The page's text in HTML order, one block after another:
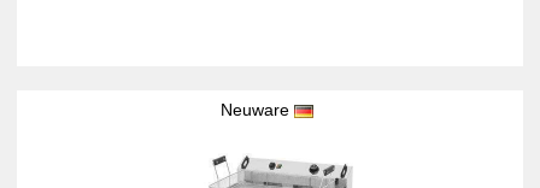
Neuware